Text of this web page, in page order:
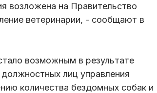
возложена на Правительство
ветеринарии, - сообщают в
возможным в результате
лиц управления
количества бездомных собак и